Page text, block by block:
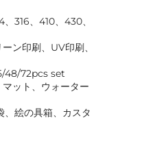
316、410、430、
ン印刷、UV印刷、
48/72pcs set
ット、ウォーター
絵の具箱、カスタ